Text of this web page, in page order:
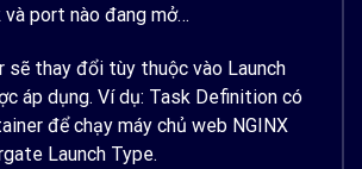
port nào đang mở…
sẽ thay đổi tùy thuộc vào Launch
áp dụng. Ví dụ: Task Definition có
để chạy máy chủ web NGINX
Launch Type.